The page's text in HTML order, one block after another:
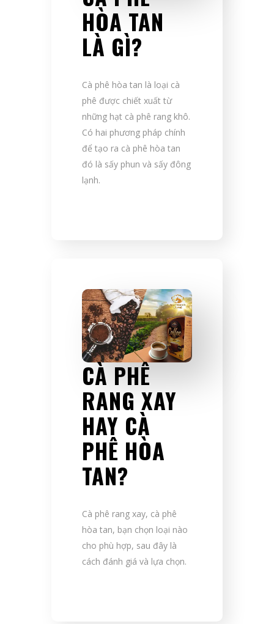
HÒA TAN
LÀ GÌ?
Cà phê hòa tan là loại cà
phê được chiết xuất từ
những hạt cà phê rang khô.
Có hai phương pháp chính
để tạo ra cà phê hòa tan
đó là sấy phun và sấy đông
lạnh.
CÀ PHÊ
RANG XAY
HAY CÀ
PHÊ HÒA
TAN?
Cà phê rang xay, cà phê
hòa tan, bạn chọn loại nào
cho phù hợp, sau đây là
cách đánh giá và lựa chọn.